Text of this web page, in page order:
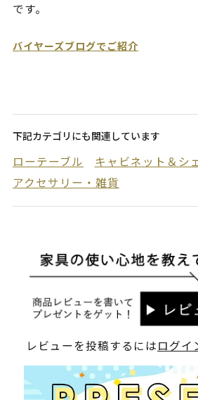
です。
バイヤーズブログでご紹介
下記カテゴリにも関連しています
ローテーブル
キャビネット＆シ
アクセサリー・雑貨
レビューを投稿するにはログイ